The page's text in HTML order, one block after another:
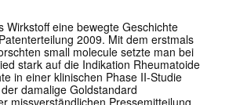
Wirkstoff eine bewegte Geschichte
2009. Mit dem erstmals
small molecule setzte man bei
stark auf die Indikation Rheumatoide
in einer klinischen Phase II-Studie
damalige Goldstandard